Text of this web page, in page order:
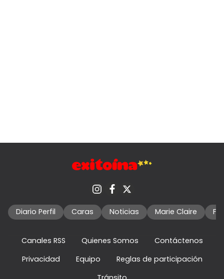
Diario Perfil Caras Noticias Marie Claire
Canales RSS Quienes Somos
Contáctenos
Privacidad
Equipo
Reglas de participación